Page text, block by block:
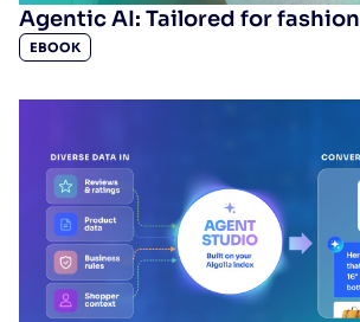
Agentic AI: Tailored for fashion
EBOOK